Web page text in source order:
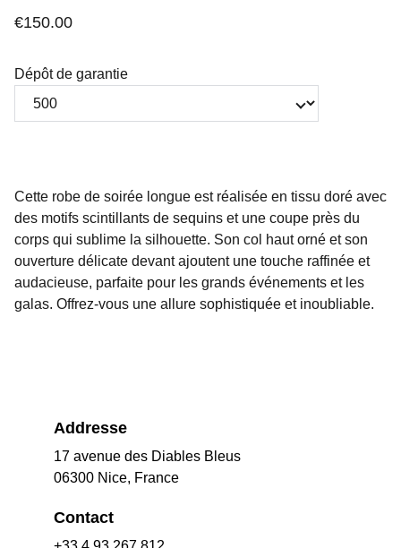
€150.00
Dépôt de garantie
Cette robe de soirée longue est réalisée en tissu doré avec
des motifs scintillants de sequins et une coupe près du
corps qui sublime la silhouette. Son col haut orné et son
ouverture délicate devant ajoutent une touche raffinée et
audacieuse, parfaite pour les grands événements et les
galas. Offrez-vous une allure sophistiquée et inoubliable.
Addresse
17 avenue des Diables Bleus
06300 Nice, France
Contact